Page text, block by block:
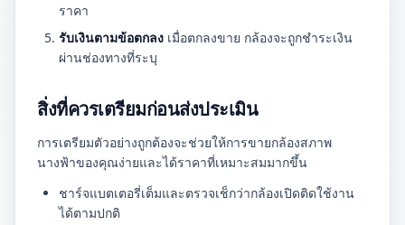
ราคา
รับเงินตามข้อตกลง เมื่อตกลงขาย กล้องจะถูกชำระเงิน
ผ่านช่องทางที่ระบุ
สิ่งที่ควรเตรียมก่อนส่งประเมิน
การเตรียมตัวอย่างถูกต้องจะช่วยให้การขายกล้องสภาพ
นางฟ้าของคุณง่ายและได้ราคาที่เหมาะสมมากขึ้น
ชาร์จแบตเตอรี่เต็มและตรวจเช็กว่ากล้องเปิดติดใช้งาน
ได้ตามปกติ